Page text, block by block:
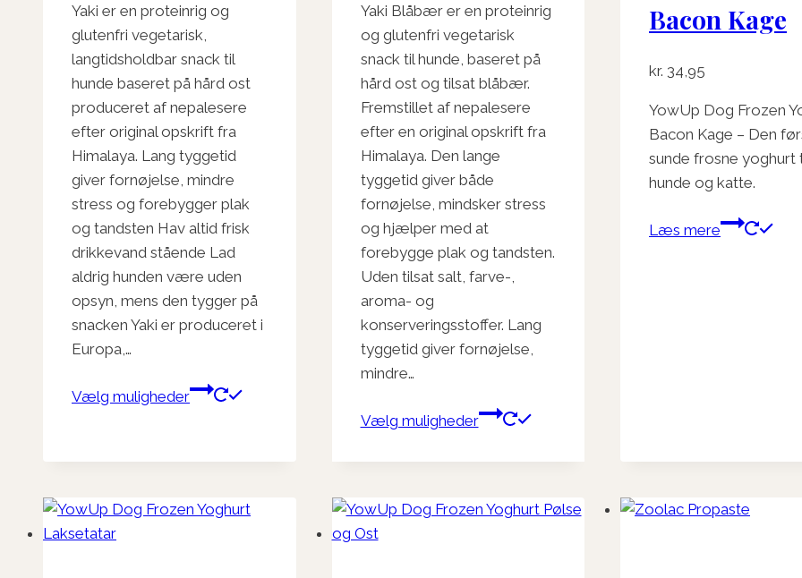
til
Yaki er en proteinrig og
glutenfri vegetarisk,
langtidsholdbar snack til
hunde baseret på hård ost
produceret af nepalesere
efter original opskrift fra
Himalaya. Lang tyggetid
giver fornøjelse, mindre
stress og forebygger plak
og tandsten Hav altid frisk
drikkevand stående Lad
aldrig hunden være uden
opsyn, mens den tygger på
snacken Yaki er produceret i
Europa,…
Vælg muligheder
Dette
flere
Mulighederne
til
kr. 119,95
Yaki Blåbær er en proteinrig
og glutenfri vegetarisk
snack til hunde, baseret på
hård ost og tilsat blåbær.
Fremstillet af nepalesere
efter en original opskrift fra
Himalaya. Den lange
tyggetid giver både
fornøjelse, mindsker stress
og hjælper med at
forebygge plak og tandsten.
Uden tilsat salt, farve-,
aroma- og
konserveringsstoffer. Lang
tyggetid giver fornøjelse,
mindre…
Vælg muligheder
Dette
har
varianter.
Bacon Kage
kr. 34,95
YowUp Dog Frozen
Bacon Kage – Den
sunde frosne yoghurt
hunde og katte.
Læs mere